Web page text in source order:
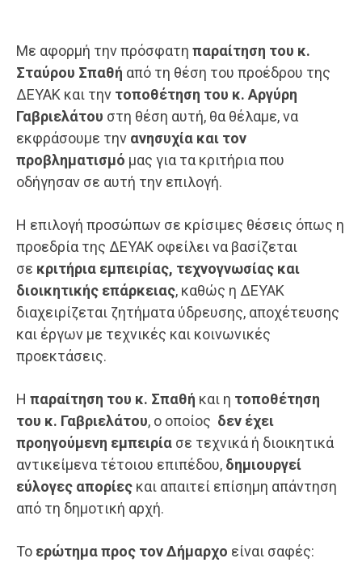
Με αφορμή την πρόσφατη παραίτηση του κ.
Σταύρου Σπαθή από τη θέση του προέδρου της
ΔΕΥΑΚ και την τοποθέτηση του κ. Αργύρη
Γαβριελάτου στη θέση αυτή, θα θέλαμε, να
εκφράσουμε την ανησυχία και τον
προβληματισμό μας για τα κριτήρια που
οδήγησαν σε αυτή την επιλογή.
Η επιλογή προσώπων σε κρίσιμες θέσεις όπως η
προεδρία της ΔΕΥΑΚ οφείλει να βασίζεται
σε κριτήρια εμπειρίας, τεχνογνωσίας και
διοικητικής επάρκειας, καθώς η ΔΕΥΑΚ
διαχειρίζεται ζητήματα ύδρευσης, αποχέτευσης
και έργων με τεχνικές και κοινωνικές
προεκτάσεις.
Η παραίτηση του κ. Σπαθή και η τοποθέτηση
του κ. Γαβριελάτου, ο οποίος δεν έχει
προηγούμενη εμπειρία σε τεχνικά ή διοικητικά
αντικείμενα τέτοιου επιπέδου, δημιουργεί
εύλογες απορίες και απαιτεί επίσημη απάντηση
από τη δημοτική αρχή.
Το ερώτημα προς τον Δήμαρχο είναι σαφές: